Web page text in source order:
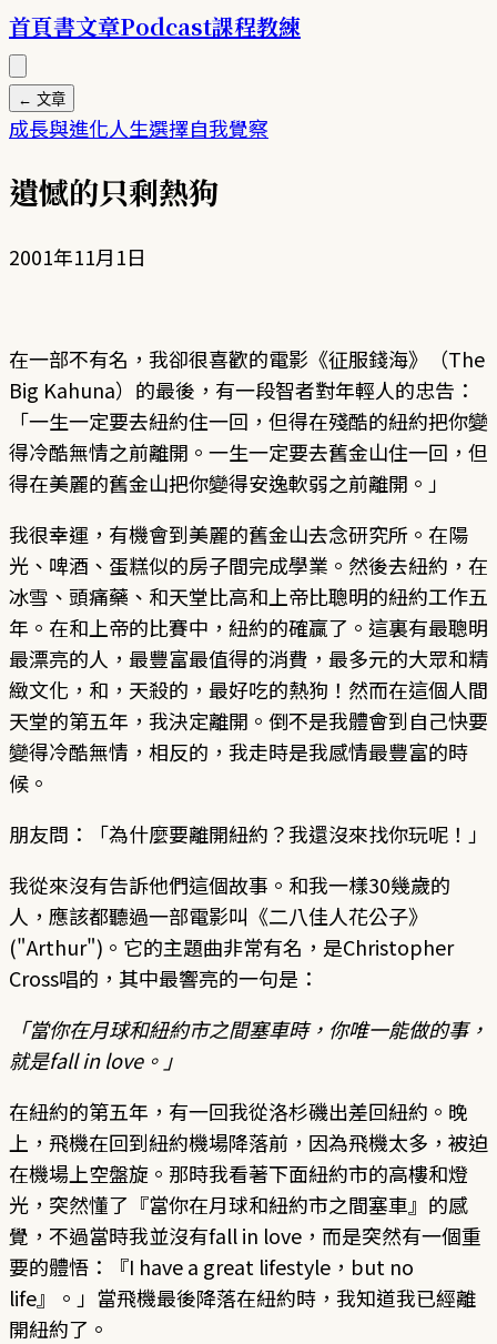
首頁書文章Podcast課程教練
← 文章
成長與進化人生選擇自我覺察
遺憾的只剩熱狗
2001年11月1日
在一部不有名，我卻很喜歡的電影《征服錢海》（The
Big Kahuna）的最後，有一段智者對年輕人的忠告：
「一生一定要去紐約住一回，但得在殘酷的紐約把你變
得冷酷無情之前離開。一生一定要去舊金山住一回，但
得在美麗的舊金山把你變得安逸軟弱之前離開。」
我很幸運，有機會到美麗的舊金山去念研究所。在陽
光、啤酒、蛋糕似的房子間完成學業。然後去紐約，在
冰雪、頭痛藥、和天堂比高和上帝比聰明的紐約工作五
年。在和上帝的比賽中，紐約的確贏了。這裏有最聰明
最漂亮的人，最豐富最值得的消費，最多元的大眾和精
緻文化，和，天殺的，最好吃的熱狗！然而在這個人間
天堂的第五年，我決定離開。倒不是我體會到自己快要
變得冷酷無情，相反的，我走時是我感情最豐富的時
候。
朋友問：「為什麼要離開紐約？我還沒來找你玩呢！」
我從來沒有告訴他們這個故事。和我一樣30幾歲的
人，應該都聽過一部電影叫《二八佳人花公子》
("Arthur")。它的主題曲非常有名，是Christopher
Cross唱的，其中最響亮的一句是：
「當你在月球和紐約市之間塞車時，你唯一能做的事，
就是fall in love。」
在紐約的第五年，有一回我從洛杉磯出差回紐約。晚
上，飛機在回到紐約機場降落前，因為飛機太多，被迫
在機場上空盤旋。那時我看著下面紐約市的高樓和燈
光，突然懂了『當你在月球和紐約市之間塞車』的感
覺，不過當時我並沒有fall in love，而是突然有一個重
要的體悟：『I have a great lifestyle，but no
life』。」當飛機最後降落在紐約時，我知道我已經離
開紐約了。